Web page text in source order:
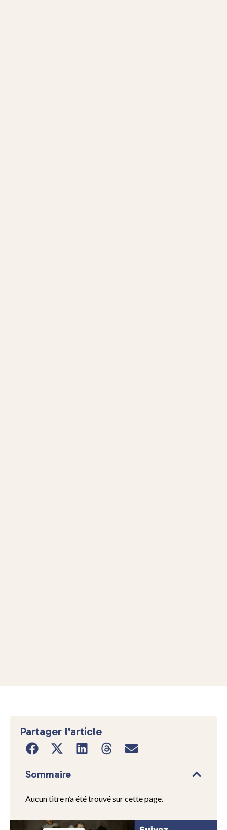
Partager l'article
Sommaire
Aucun titre n’a été trouvé sur cette page.